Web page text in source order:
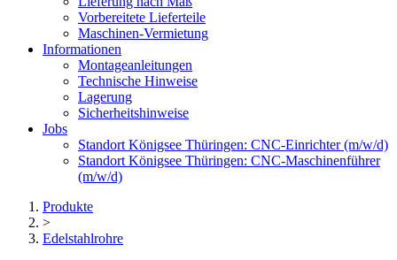
Vorbereitete Lieferteile
Maschinen-Vermietung
Informationen
Montageanleitungen
Technische Hinweise
Lagerung
Sicherheitshinweise
Jobs
Standort Königsee Thüringen: CNC-Einrichter (m/w/d)
Standort Königsee Thüringen: CNC-Maschinenführer
(m/w/d)
Produkte
>
Edelstahlrohre